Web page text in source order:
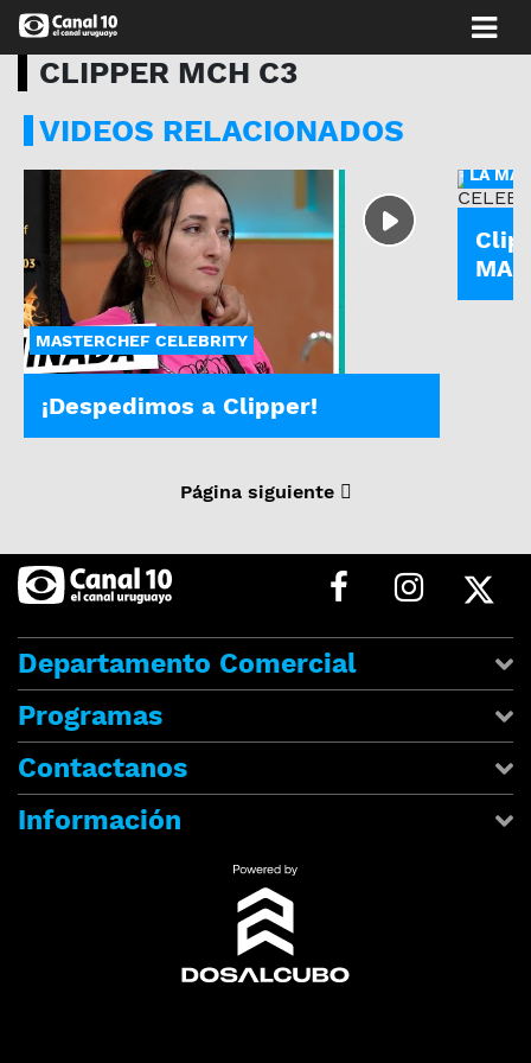
CLIPPER MCH C3
VIDEOS RELACIONADOS
MASTERCHEF CELEBRITY
¡Despedimos a Clipper!
LA
Página siguiente
Departamento Comercial
Programas
Contactanos
Información